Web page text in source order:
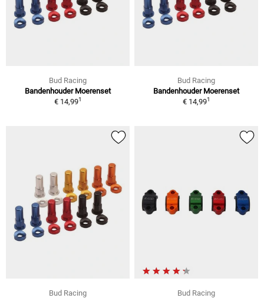
Bud Racing
Bandenhouder Moerenset
€ 14,991
Bud Racing
Bandenhouder Moerenset
€ 14,991
Bud Racing
Bud Racing